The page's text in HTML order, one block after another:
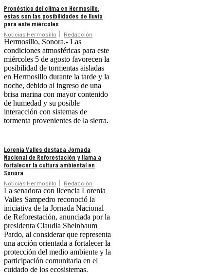
Pronóstico del clima en Hermosillo:
estas son las posibilidades de lluvia
para este miércoles
Noticias Hermosillo Redacción
Hermosillo, Sonora.- Las
condiciones atmosféricas para este
miércoles 5 de agosto favorecen la
posibilidad de tormentas aisladas
en Hermosillo durante la tarde y la
noche, debido al ingreso de una
brisa marina con mayor contenido
de humedad y su posible
interacción con sistemas de
tormenta provenientes de la sierra.
Lorenia Valles destaca Jornada
Nacional de Reforestación y llama a
fortalecer la cultura ambiental en
Sonora
Noticias Hermosillo Redacción
La senadora con licencia Lorenia
Valles Sampedro reconoció la
iniciativa de la Jornada Nacional
de Reforestación, anunciada por la
presidenta Claudia Sheinbaum
Pardo, al considerar que representa
una acción orientada a fortalecer la
protección del medio ambiente y la
participación comunitaria en el
cuidado de los ecosistemas.